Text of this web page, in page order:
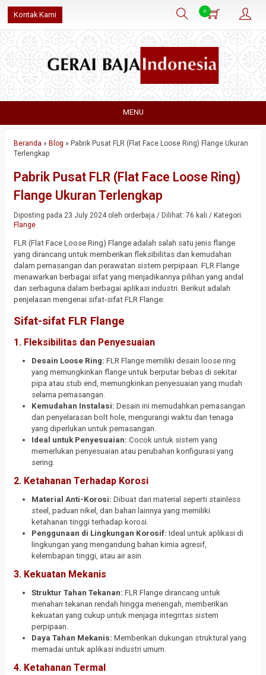
Kontak Kami 0
MENU
Beranda » Blog » Pabrik Pusat FLR (Flat Face Loose Ring) Flange Ukuran
Terlengkap
Pabrik Pusat FLR (Flat Face Loose Ring)
Flange Ukuran Terlengkap
Diposting pada 23 July 2024 oleh orderbaja / Dilihat: 76 kali / Kategori:
Flange
FLR (Flat Face Loose Ring) Flange adalah salah satu jenis flange
yang dirancang untuk memberikan fleksibilitas dan kemudahan
dalam pemasangan dan perawatan sistem perpipaan. FLR Flange
menawarkan berbagai sifat yang menjadikannya pilihan yang andal
dan serbaguna dalam berbagai aplikasi industri. Berikut adalah
penjelasan mengenai sifat-sifat FLR Flange:
Sifat-sifat FLR Flange
1. Fleksibilitas dan Penyesuaian
Desain Loose Ring: FLR Flange memiliki desain loose ring
yang memungkinkan flange untuk berputar bebas di sekitar
pipa atau stub end, memungkinkan penyesuaian yang mudah
selama pemasangan.
Kemudahan Instalasi: Desain ini memudahkan pemasangan
dan penyelarasan bolt hole, mengurangi waktu dan tenaga
yang diperlukan untuk pemasangan.
Ideal untuk Penyesuaian: Cocok untuk sistem yang
memerlukan penyesuaian atau perubahan konfigurasi yang
sering.
2. Ketahanan Terhadap Korosi
Material Anti-Korosi: Dibuat dari material seperti stainless
steel, paduan nikel, dan bahan lainnya yang memiliki
ketahanan tinggi terhadap korosi.
Penggunaan di Lingkungan Korosif: Ideal untuk aplikasi di
lingkungan yang mengandung bahan kimia agresif,
kelembapan tinggi, atau air asin.
3. Kekuatan Mekanis
Struktur Tahan Tekanan: FLR Flange dirancang untuk
menahan tekanan rendah hingga menengah, memberikan
kekuatan yang cukup untuk menjaga integritas sistem
perpipaan.
Daya Tahan Mekanis: Memberikan dukungan struktural yang
memadai untuk aplikasi industri umum.
4. Ketahanan Termal